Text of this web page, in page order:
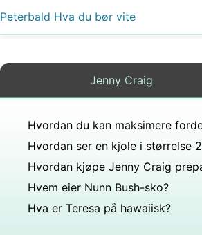
Peterbald Hva du bør vite
Jenny Craig
Hvem eier Nunn Bush-sko?
Hva er Teresa på hawaiisk?